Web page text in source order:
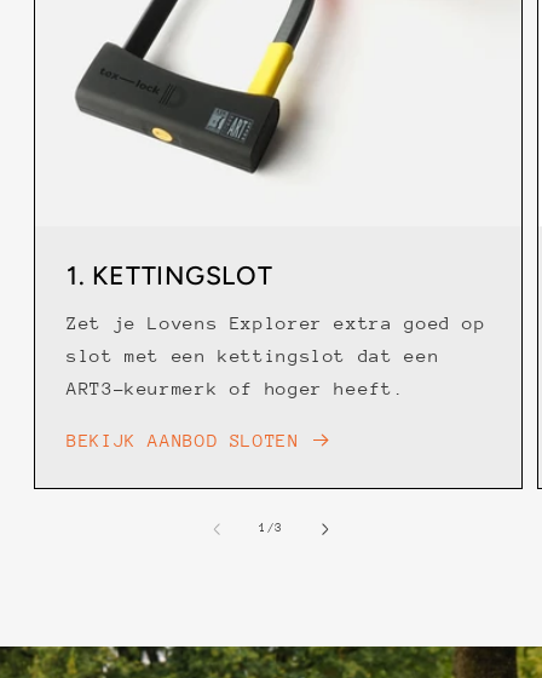
1. KETTINGSLOT
Zet je Lovens Explorer extra goed op
slot met een kettingslot dat een
ART3-keurmerk of hoger heeft.
BEKIJK AANBOD SLOTEN
1 /van
3